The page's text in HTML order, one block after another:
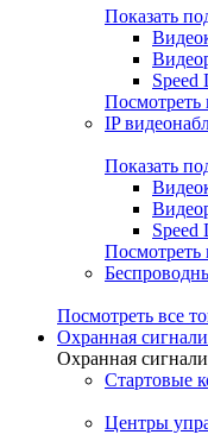
Показать
Speed
Посмотреть
IP
Показать
Speed
Посмотреть
Посмотреть все
Охранная
Охранная
Стартовые
Центры